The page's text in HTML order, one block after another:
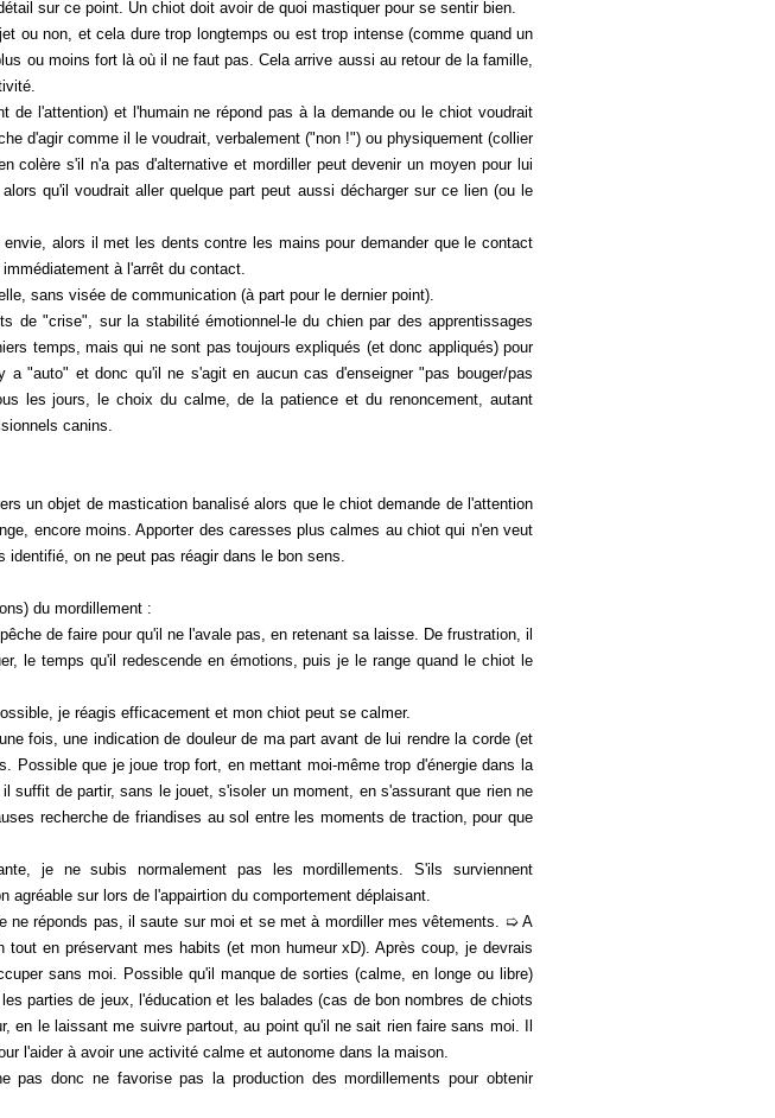
sur ce point. Un chiot doit avoir de quoi mastiquer pour se sentir bien.
ou non, et cela dure trop longtemps ou est trop intense (comme quand un
ou moins fort là où il ne faut pas. Cela arrive aussi au retour de la famille,
l'attention) et l'humain ne répond pas à la demande ou le chiot voudrait
d'agir comme il le voudrait, verbalement ("non !") ou physiquement (collier
colère s'il n'a pas d'alternative et mordiller peut devenir un moyen pour lui
qu'il voudrait aller quelque part peut aussi décharger sur ce lien (ou le
alors il met les dents contre les mains pour demander que le contact
à l'arrêt du contact.
sans visée de communication (à part pour le dernier point).
"crise", sur la stabilité émotionnel-le du chien par des apprentissages
temps, mais qui ne sont pas toujours expliqués (et donc appliqués) pour
"auto" et donc qu'il ne s'agit en aucun cas d'enseigner "pas bouger/pas
les jours, le choix du calme, de la patience et durenoncement, autant
canins.
un objet de mastication banalisé alors que le chiot demande de l'attention
encore moins. Apporter des caresses plus calmes au chiot qui n'en veut
on ne peut pas réagir dans le bon sens.
du mordillement :
de faire pour qu'il ne l'avale pas, en retenant sa laisse. De frustration, il
le temps qu'il redescende en émotions, puis je le range quand le chiot le
je réagis efficacement et mon chiot peut se calmer.
fois, une indication de douleur de ma part avant de lui rendre la corde (et
que je joue trop fort, en mettant moi-même trop d'énergie dans la
de partir, sans le jouet, s'isoler un moment, en s'assurant que rien ne
recherche de friandises au sol entre les moments de traction, pour que
je ne subis normalement pas les mordillements. S'ils surviennent
sur lors de l'appairtion du comportement déplaisant.
ne réponds pas, il saute sur moi et se met à mordiller mes vêtements. ➯ A
en préservant mes habits (et mon humeur xD). Après coup, je devrais
sans moi. Possible qu'il manque de sorties (calme, en longe ou libre)
parties de jeux, l'éducation et les balades (cas de bon nombres de chiots
le laissant me suivre partout, au point qu'il ne sait rien faire sans moi. Il
l'aider à avoir une activité calme et autonome dans la maison.
donc ne favorise pas la production des mordillements pour obtenir